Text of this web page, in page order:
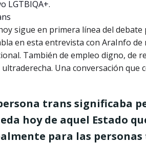
sigue en primera línea del debate
en esta entrevista con AraInfo de
También de empleo digno, de
Una conversación que
trans significaba
hoy de aquel Estado
para las